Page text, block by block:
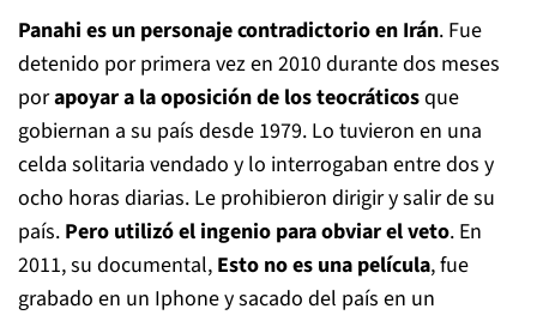
Panahi es un personaje contradictorio en Irán. Fue
detenido por primera vez en 2010 durante dos meses
porapoyar a la oposición de los teocráticosque
gobiernan a su país desde 1979. Lo tuvieron en una
celda solitaria vendado y lo interrogaban entre dos y
ocho horas diarias. Le prohibieron dirigir y salir de su
país. Pero utilizó el ingenio para obviar el veto. En
2011, su documental, Esto no es una película, fue
grabado en un Iphone y sacado del país en un